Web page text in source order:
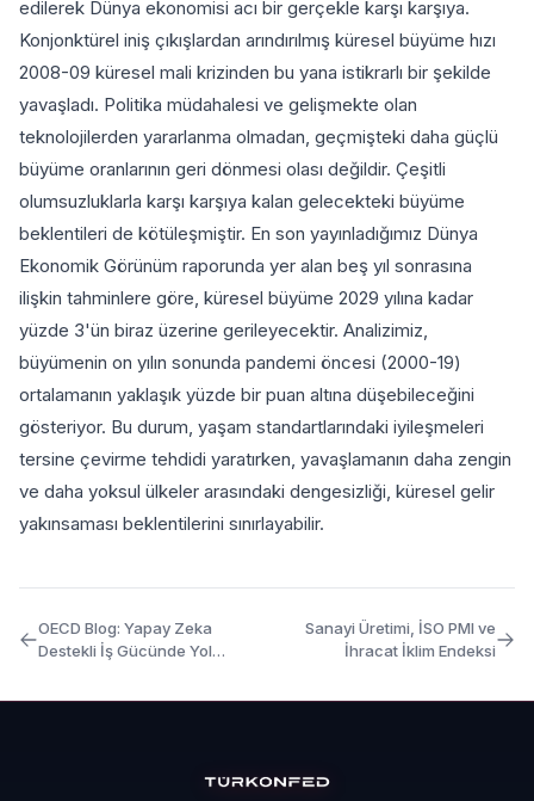
edilerek Dünya ekonomisi acı bir gerçekle karşı karşıya.
Konjonktürel iniş çıkışlardan arındırılmış küresel büyüme hızı
2008-09 küresel mali krizinden bu yana istikrarlı bir şekilde
yavaşladı. Politika müdahalesi ve gelişmekte olan
teknolojilerden yararlanma olmadan, geçmişteki daha güçlü
büyüme oranlarının geri dönmesi olası değildir. Çeşitli
olumsuzluklarla karşı karşıya kalan gelecekteki büyüme
beklentileri de kötüleşmiştir. En son yayınladığımız Dünya
Ekonomik Görünüm raporunda yer alan beş yıl sonrasına
ilişkin tahminlere göre, küresel büyüme 2029 yılına kadar
yüzde 3'ün biraz üzerine gerileyecektir. Analizimiz,
büyümenin on yılın sonunda pandemi öncesi (2000-19)
ortalamanın yaklaşık yüzde bir puan altına düşebileceğini
gösteriyor. Bu durum, yaşam standartlarındaki iyileşmeleri
tersine çevirme tehdidi yaratırken, yavaşlamanın daha zengin
ve daha yoksul ülkeler arasındaki dengesizliği, küresel gelir
yakınsaması beklentilerini sınırlayabilir.
OECD Blog: Yapay Zeka
Destekli İş Gücünde Yol
Sanayi Üretimi, İSO PMI ve
İhracat İklim Endeksi